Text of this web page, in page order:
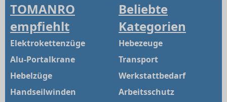
TOMANRO
empfiehlt
Elektrokettenzüge
Alu-Portalkrane
Hebelzüge
Handseilwinden
Beliebte
Kategorien
Hebezeuge
Transport
Werkstattbedarf
Arbeitsschutz